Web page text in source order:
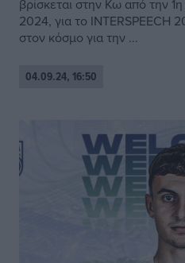
βρίσκεται στην Κω από την
2024, για το INTERSPEECH
στον κόσμο για την ...
04.09.24, 16:50